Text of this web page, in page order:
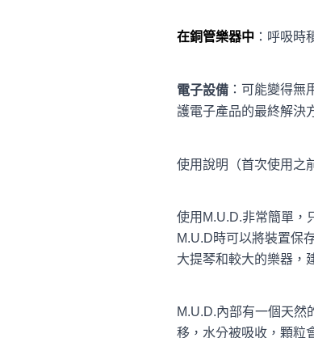
在銅管樂器中 ：呼吸時
電子設備 ：可能變得
護電子產品的最終解決
使用說明 （首次使用之
使用M.U.D.非常簡單，
M.U.D時可以將裝置保
大提琴和較大的樂器，
M.U.D.內部有一個天然
移，水分被吸收，顆粒